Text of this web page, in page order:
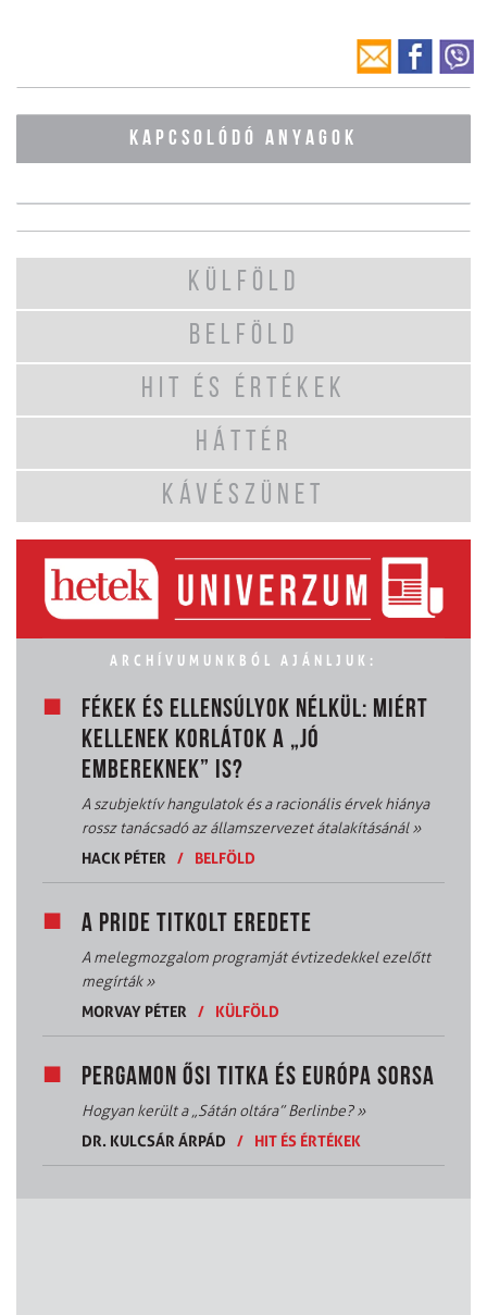
KAPCSOLÓDÓ ANYAGOK
KÜLFÖLD
BELFÖLD
HIT ÉS ÉRTÉKEK
HÁTTÉR
KÁVÉSZÜNET
ARCHÍVUMUNKBÓL AJÁNLJUK:
FÉKEK ÉS ELLENSÚLYOK NÉLKÜL: MIÉRT
KELLENEK KORLÁTOK A „JÓ
EMBEREKNEK” IS?
A szubjektív hangulatok és a racionális érvek hiánya
rossz tanácsadó az államszervezet átalakításánál»
HACK PÉTER
/ BELFÖLD
A PRIDE TITKOLT EREDETE
A melegmozgalom programját évtizedekkel ezelőtt
megírták»
MORVAY PÉTER
/ KÜLFÖLD
PERGAMON ŐSI TITKA ÉS EURÓPA SORSA
Hogyan került a „Sátán oltára” Berlinbe?»
DR. KULCSÁR ÁRPÁD
/ HIT ÉS ÉRTÉKEK